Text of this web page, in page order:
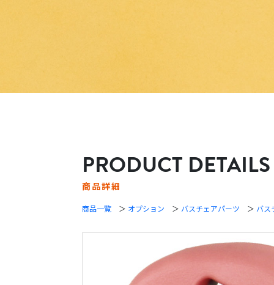
PRODUCT DETAILS
商品詳細
商品一覧 ＞ オプション ＞ バスチェアパーツ ＞ バス